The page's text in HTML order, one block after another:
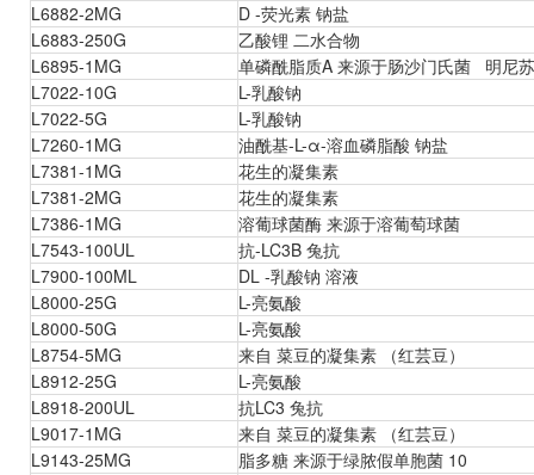
L6882-2MG
D -荧光素 钠盐
L6883-250G
乙酸锂 二水合物
L6895-1MG
单磷酰脂质A 来源于肠沙门氏菌 明尼
L7022-10G
L-乳酸钠
L7022-5G
L-乳酸钠
L7260-1MG
油酰基-L-α-溶血磷脂酸 钠盐
L7381-1MG
花生的凝集素
L7381-2MG
花生的凝集素
L7386-1MG
溶葡球菌酶 来源于溶葡萄球菌
L7543-100UL
抗-LC3B 兔抗
L7900-100ML
DL -乳酸钠 溶液
L8000-25G
L-亮氨酸
L8000-50G
L-亮氨酸
L8754-5MG
来自 菜豆的凝集素 （红芸豆）
L8912-25G
L-亮氨酸
L8918-200UL
抗LC3 兔抗
L9017-1MG
来自 菜豆的凝集素 （红芸豆）
L9143-25MG
脂多糖 来源于绿脓假单胞菌 10